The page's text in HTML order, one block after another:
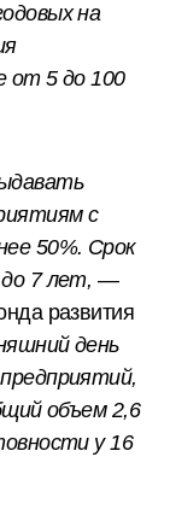
на
от 5 до 100
с
50%. Срок
7 лет, —
развития
день
объем 2,6
у 16